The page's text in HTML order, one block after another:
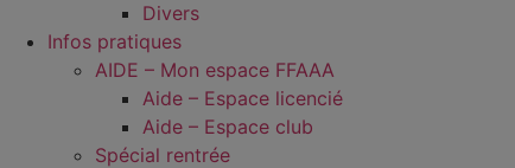
Divers
Infos pratiques
AIDE – Mon espace FFAAA
Aide – Espace licencié
Aide – Espace club
Spécial rentrée